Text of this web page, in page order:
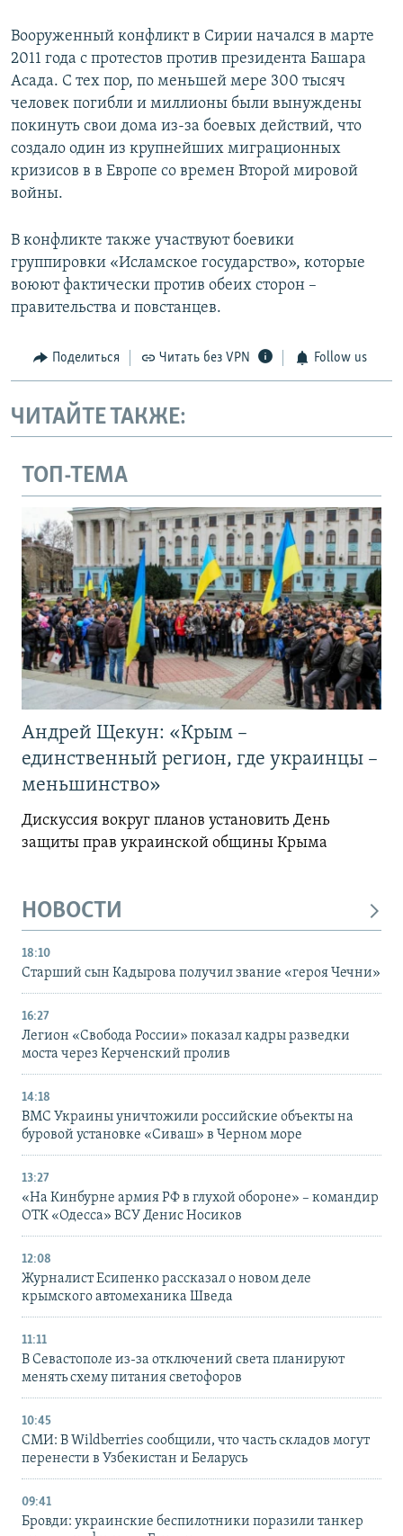
Вооруженный конфликт в Сирии начался в марте
2011 года с протестов против президента Башара
Асада. С тех пор, по меньшей мере 300 тысяч
человек погибли и миллионы были вынуждены
покинуть свои дома из-за боевых действий, что
создало один из крупнейших миграционных
кризисов в в Европе со времен Второй мировой
войны.
В конфликте также участвуют боевики
группировки «Исламское государство», которые
воюют фактически против обеих сторон –
правительства и повстанцев.
Поделиться Читать без VPN Follow us
ЧИТАЙТЕ ТАКЖЕ:
ТОП-ТЕМА
Андрей Щекун: «Крым –
единственный регион, где украинцы –
меньшинство»
Дискуссия вокруг планов установить День
защиты прав украинской общины Крыма
НОВОСТИ
18:10
Старший сын Кадырова получил звание «героя Чечни»
16:27
Легион «Свобода России» показал кадры разведки
моста через Керченский пролив
14:18
ВМС Украины уничтожили российские объекты на
буровой установке «Сиваш» в Черном море
13:27
«На Кинбурне армия РФ в глухой обороне» – командир
ОТК «Одесса» ВСУ Денис Носиков
12:08
Журналист Есипенко рассказал о новом деле
крымского автомеханика Шведа
11:11
В Севастополе из-за отключений света планируют
менять схему питания светофоров
10:45
СМИ: В Wildberries сообщили, что часть складов могут
перенести в Узбекистан и Беларусь
09:41
Бровди: украинские беспилотники поразили танкер